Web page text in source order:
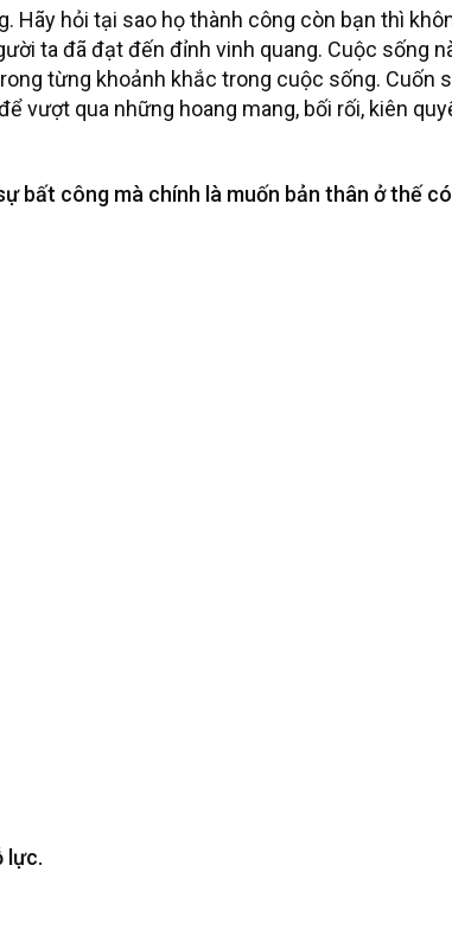
Hãy hỏi tại sao họ thành công còn bạn thì
ta đã đạt đến đỉnh vinh quang. Cuộc sống
từng khoảnh khắc trong cuộc sống. Cuốn
vượt qua những hoang mang, bối rối, kiên
bất công mà chính là muốn bản thân ở thế
lực.